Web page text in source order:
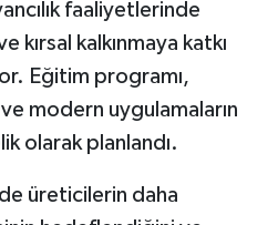
faaliyetlerinde
kırsal kalkınmaya katkı
Eğitim programı,
modern uygulamaların
olarak planlandı.
üreticilerin daha